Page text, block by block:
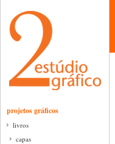
projetos gráficos
livros
capas